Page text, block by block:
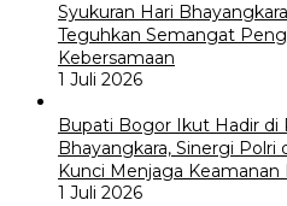
Syukuran Hari
Teguhkan Semangat
Kebersamaan
1 Juli 2026
Bupati Bogor Ikut Hadir di
Bhayangkara, Sinergi
Kunci Menjaga Keamanan
1 Juli 2026